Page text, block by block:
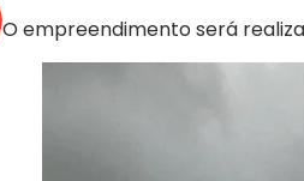
O empreendimento será